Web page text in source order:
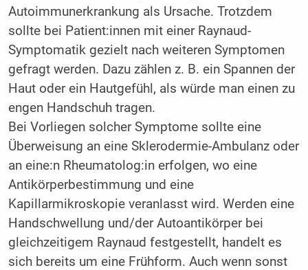
Autoimmunerkrankung als Ursache. Trotzdem
sollte bei Patient:innen mit einer Raynaud-
Symptomatik gezielt nach weiteren Symptomen
gefragt werden. Dazu zählen z. B. ein Spannen der
Haut oder ein Hautgefühl, als würde man einen zu
engen Handschuh tragen.
Bei Vorliegen solcher Symptome sollte eine
Überweisung an eine Sklerodermie-Ambulanz oder
an eine:n Rheumatolog:in erfolgen, wo eine
Antikörperbestimmung und eine
Kapillarmikroskopie veranlasst wird. Werden eine
Handschwellung und/der Autoantikörper bei
gleichzeitigem Raynaud festgestellt, handelt es
sich bereits um eine Frühform. Auch wenn sonst